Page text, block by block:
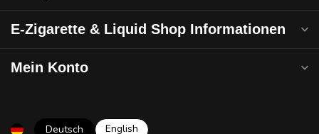
E-Zigarette & Liquid Shop Informationen
Mein Konto
Deutsch English